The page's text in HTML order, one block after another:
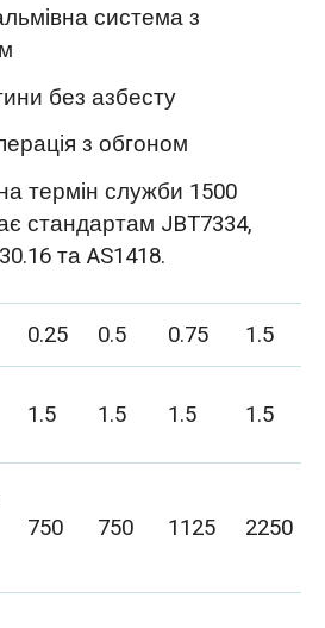
система з
без азбесту
з обгоном
термін служби 1500
стандартам JBT7334,
та AS1418.
0.25 0.5 0.75
1.5
1.5 1.5 1.5 1.5
750 750 1125 2250